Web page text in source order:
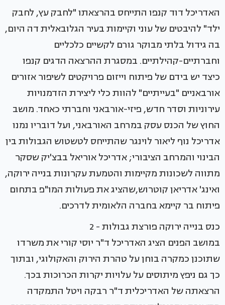
האדריכל דוד קנפו התייחס בהרצאתו "לחבק עץ, לחבק
ילד" להיבטים של עוני וקיימות בעיר הגלובאלית דה היום,
בה גידול בלתי מבוקר גורם לקשיים כלכליים
וחברתיים-קהילתיים. במסגרת ההרצאה הדגים קנפו
כיצד יש בידם של פיתוח וייזום פרויקטים לשיפור אזורים
אורבאניים "בעייתיים" להוות כלי ליצירת הזדמנויות
עירוניות וסדר חדש, פיזי-אורבאני וחברתי כאחד. מושב
החוץ של הכנס עסק במרחב האורבאני, ועל דובריו נמנו
אדריכל נוף ליאור לוינגר שהתייחס לטשטוש הגבולות בין
הבינוי והמרחב הציבורי; אדריכל אוריאל בבצ'יק שסקר
מתווה לשכונות מקיימות והטמעת עקרונות בנייה ירוקה,
ואינג' אדריאן קוטרוש,שהציג את פעולות המו"פ בתחום
פיתוח בר קיימא בחברה הלאומית לדרכים.
כנס בנייה ירוקה פורצת גבולות - 2
במושב הפנים הציג האדריכל ד"ר יוסי קורי את משרדו
שתוכנן כמקרה בוחן על טהרת הירוק והאקולוגי, ובתוך
כך גם ניפץ מיתוסים על עלויות יקרות הכרוכות בכך.
הרצאתה של האדריכלית ד"ר רבקה ויטל התמקדה